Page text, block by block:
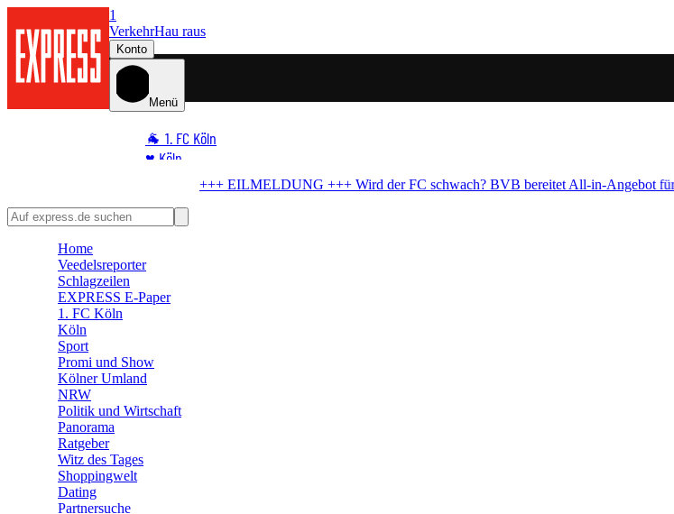
1
VerkehrHau raus
Konto
Menü
🐐 1. FC Köln
♥️ Köln
🏆 Sport
🛒 Shoppingwelt
BVB bereitet All-in-Angebot für El Mala vor
Home
Veedelsreporter
Schlagzeilen
EXPRESS E-Paper
1. FC Köln
Köln
Sport
Promi und Show
Kölner Umland
NRW
Politik und Wirtschaft
Panorama
Ratgeber
Witz des Tages
Shoppingwelt
Dating
Partnersuche